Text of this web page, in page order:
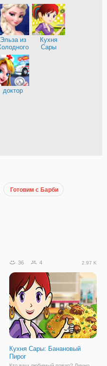
Эльза из
сердца
Кухня
Сары
доктор
Готовим с Барби
36 4 2.97 K
Кухня Сары: Банановый
Пирог